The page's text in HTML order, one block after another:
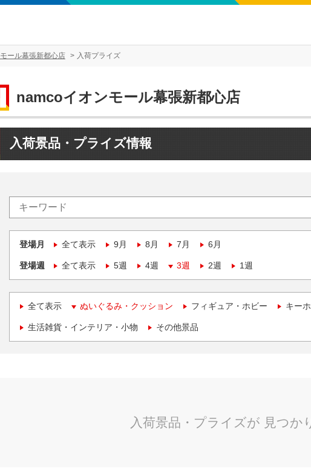
ール幕張新都心店 入荷プライズ
namcoイオンモール幕張新都心店
入荷景品・プライズ情報
登場月 全て表示 9月 8月 7月 6月
登場週 全て表示 5週 4週 3週 2週 1週
全て表示 ぬいぐるみ・クッション フィギュア・ホビー キー
生活雑貨・インテリア・小物 その他景品